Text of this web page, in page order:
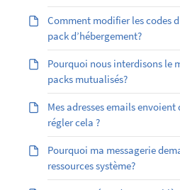
Comment modifier les codes
pack d’hébergement?
Pourquoi nous interdisons le
packs mutualisés?
Mes adresses emails
régler cela ?
Pourquoi ma messagerie
ressources système?